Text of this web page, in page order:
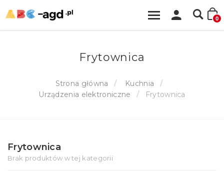
0
Frytownica
Strona główna
Kuchnia
Urządzenia elektroniczne
Frytownica
Frytownica
Brak produktów w tej kategorii